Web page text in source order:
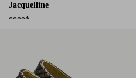
Jacquelline
*****